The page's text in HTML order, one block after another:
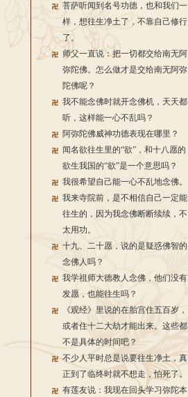
菩萨听闻到名号功德，也和我们一
样，想往生净土了，不靠自己修行
了。
师父一直说：把一切都交给南无阿
弥陀佛。怎么做才是交给南无阿弥
陀佛呢？
我不能念佛时就开念佛机，天天都
听，这样能一心不乱吗？
阿弥陀佛威神功德表现在哪里？
闻名欲往生里的“欲”，和十八愿的
欲生我国的“欲”是一个意思吗？
我很希望自己能一心不乱地念佛。
我来寺院前，是不相信自己一定能
往生的，因为我念佛断断续续，不
太用功。
十九、二十愿，说的是疑惑佛智的
念佛人吗？
我学祖师大德教人念佛，他们没有
发愿，也能往生吗？
《观经》里说的在胎宫住五百岁，
或者住十二大劫才能出来。这些都
不是具体的时间吧？
不少人平时总是说要往生净土，真
正到了临终时就不想走，怕死了。
有莲友说：我现在回头学习弥陀本